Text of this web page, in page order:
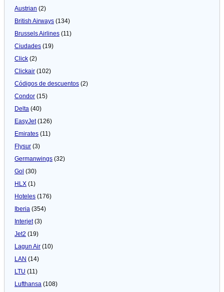
Austrian (2)
British Airways (134)
Brussels Airlines (11)
Ciudades (19)
Click (2)
Clickair (102)
Códigos de descuentos (2)
Condor (15)
Delta (40)
EasyJet(126)
Emirates (11)
Flysur (3)
Germanwings (32)
Gol (30)
HLX (1)
Hoteles (176)
Iberia (354)
Interjet(3)
Jet2 (19)
Lagun Air (10)
LAN (14)
LTU (11)
Lufthansa (108)